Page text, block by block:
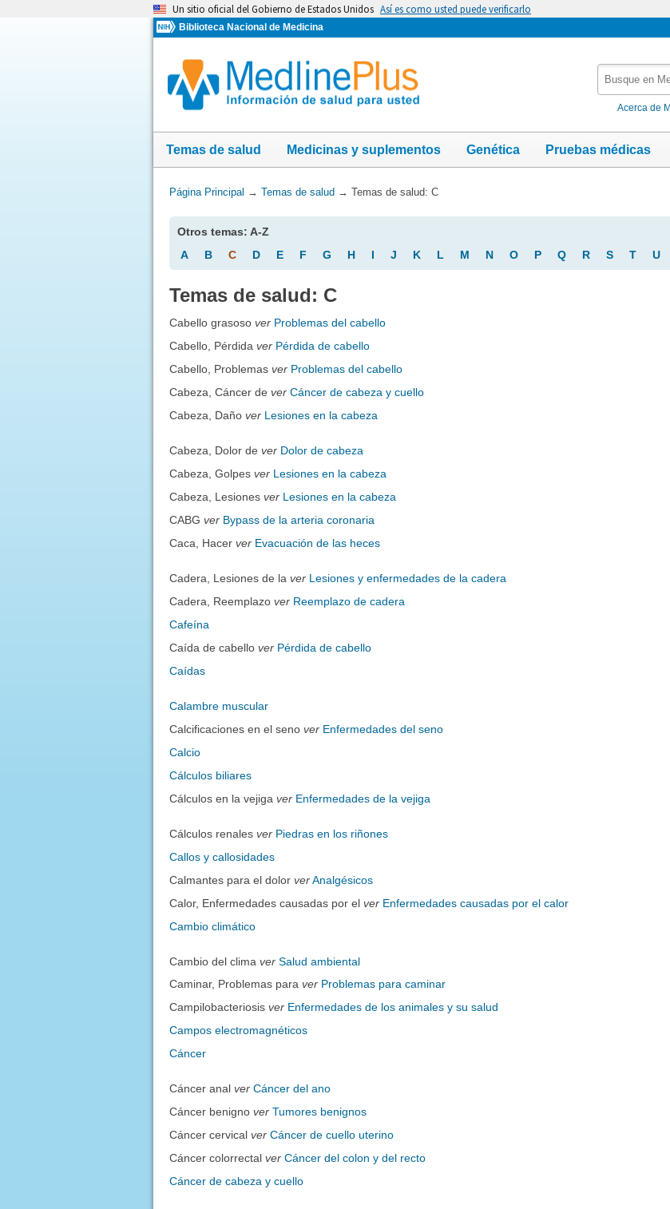
Un sitio oficial del Gobierno de Estados Unidos Así es como usted puede verificarlo
Biblioteca Nacional de Medicina
MedlinePlus
Acerca de
Temas de salud Medicinas y suplementos Genética Pruebas médicas
Usted
aquí:
Página Principal → Temas de salud → Temas de salud: C
Otros temas: A-Z
A
B C D E F G H I J K L M N O P Q R S T U
Temas de salud: C
Cabello grasoso ver Problemas del cabello
Cabello, Pérdida ver Pérdida de cabello
Cabello, Problemas ver Problemas del cabello
Cabeza, Cáncer de ver Cáncer de cabeza y cuello
Cabeza, Daño ver Lesiones en la cabeza
Cabeza, Dolor de ver Dolor de cabeza
Cabeza, Golpes ver Lesiones en la cabeza
Cabeza, Lesiones ver Lesiones en la cabeza
CABG ver Bypass de la arteria coronaria
Caca, Hacer ver Evacuación de las heces
Cadera, Lesiones de la ver Lesiones y enfermedades de la cadera
Cadera, Reemplazo ver Reemplazo de cadera
Cafeína
Caída de cabello ver Pérdida de cabello
Caídas
Calambre muscular
Calcificaciones en el seno ver Enfermedades del seno
Calcio
Cálculos biliares
Cálculos en la vejiga ver Enfermedades de la vejiga
Cálculos renales ver Piedras en los riñones
Callos y callosidades
Calmantes para el dolor verAnalgésicos
Calor, Enfermedades causadas por el ver Enfermedades causadas por el calor
Cambio climático
Cambio del clima ver Salud ambiental
Caminar, Problemas para ver Problemas para caminar
Campilobacteriosis ver Enfermedades de los animales y su salud
Campos electromagnéticos
Cáncer
Cáncer anal ver Cáncer del ano
Cáncer benigno ver Tumores benignos
Cáncer cervical ver Cáncer de cuello uterino
Cáncer colorrectal ver Cáncer del colon y del recto
Cáncer de cabeza y cuello